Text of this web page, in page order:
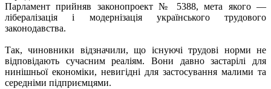
Парламент прийняв законопроект № 5388, мета якого —
лібералізація і модернізація українського трудового
законодавства.
Так, чиновники відзначили, що існуючі трудові норми не
відповідають сучасним реаліям. Вони давно застарілі для
нинішньої економіки, невигідні для застосування малими та
середніми підприємцями.